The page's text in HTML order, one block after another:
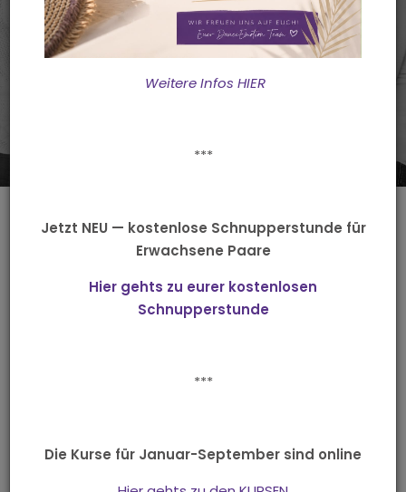
euer Wunsch sei uns Befehl
Privatkurse &
Privatstunden
Weitere Infos HIER
***
Jetzt NEU — kostenlose Schnupperstunde für
Erwachsene Paare
Hier gehts zu eurer kostenlosen
Schnupperstunde
***
Die Kurse für Januar-September sind online